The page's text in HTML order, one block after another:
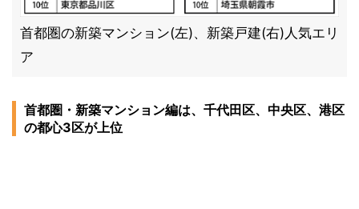
首都圏の新築マンション(左)、新築戸建(右)人気エリ
ア
首都圏・新築マンション編は、千代田区、中央区、港区
の都心3区が上位